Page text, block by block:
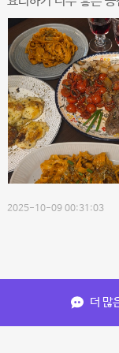
2025-10-09 00:31:03
더 많